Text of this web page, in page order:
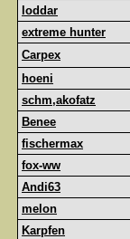
loddar
extreme hunter
Carpex
hoeni
schm,akofatz
Benee
fischermax
fox-ww
Andi63
melon
Karpfen